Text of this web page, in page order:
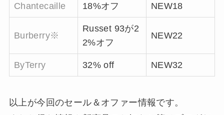
Chantecaille 18%オフ NEW18
Burberry※
Russet 93が2
2%オフ
NEW22
ByTerry 32% off NEW32
以上が今回のセール＆オファー情報です。